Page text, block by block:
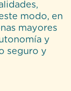
modo, en
mayores
y
seguro y